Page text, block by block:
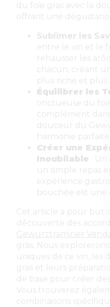
du foie gras avec la
offrant une
Sublimer les
entre le vin et le
rehausser les
chacun, créant
plus riche et plus
Équilibrer les
onctueuse du
complément
douceur du
harmonie
Créer une
Inoubliable :
un simple repas
expérience
bouchée est une
Cet article a pour but
découverte des
Gewurztraminer
gras. Nous
uniques de ce vin, les
gras et leurs
de base pour créer
Vous trouverez
combinaisons